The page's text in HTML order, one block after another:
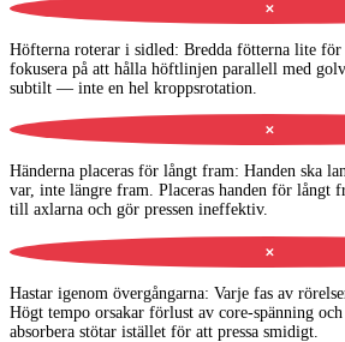
✕
Höfterna roterar i sidled: Bredda fötterna lite för
fokusera på att hålla höftlinjen parallell med
subtilt — inte en hel kroppsrotation.
✕
Händerna placeras för långt fram: Handen ska
var, inte längre fram. Placeras handen för långt
till axlarna och gör pressen ineffektiv.
✕
Hastar igenom övergångarna: Varje fas av
Högt tempo orsakar förlust av core-spänning
absorbera stötar istället för att pressa smidigt.